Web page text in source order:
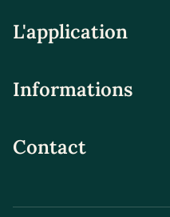
L'application
Informations
Contact